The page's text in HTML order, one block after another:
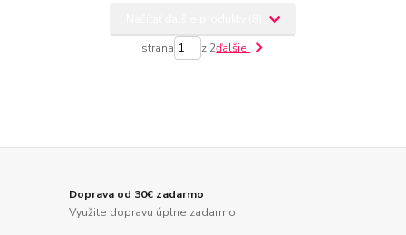
strana z 2ďalšie
Doprava od 30€ zadarmo
Využite dopravu úplne zadarmo